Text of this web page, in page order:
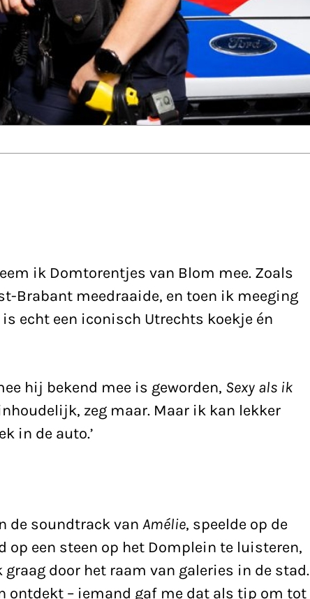
ik Domtorentjes van Blom mee. Zoals
Brabant meedraaide, en toen ik meeging
echt een iconisch Utrechts koekje én
hij bekend mee is geworden, Sexy als ik
zeg maar. Maar ik kan lekker
in de auto.’
de soundtrack van Amélie, speelde op de
op een steen op het Domplein te luisteren,
door het raam van galeries in de stad.
ontdekt – iemand gaf me dat als tip om tot